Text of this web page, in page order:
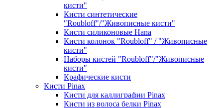
кисти"
Кисти синтетические
"Roubloff"/"Живописные кисти"
Кисти силиконовые Hana
Кисти колонок "Roubloff" / "Живописные
кисти"
Наборы кистей "Roubloff"/"Живописные
кисти"
Крафические кисти
Кисти Pinax
Кисти для каллиграфии Pinax
Кисти из волоса белки Pinax